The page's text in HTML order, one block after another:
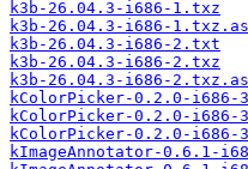
k3b-26.04.3-i686-1.txz
k3b-26.04.3-i686-
k3b-26.04.3-i686-2.txt
k3b-26.04.3-i686-2.txz
k3b-26.04.3-i686-
kColorPicker-0.2.0-
kColorPicker-0.2.0-i686-
kColorPicker-0.2.0-i686-
kImageAnnotator-0.6.1-